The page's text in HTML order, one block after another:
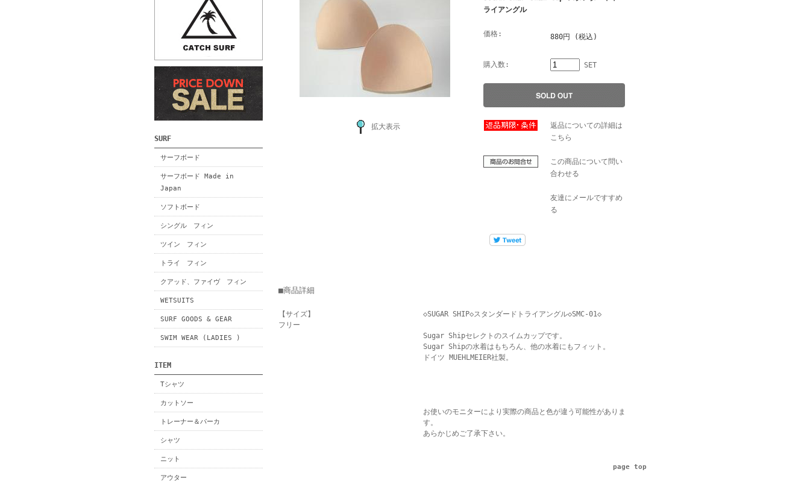
SURF
サーフボード
サーフボード Made in
Japan
ソフトボード
シングル フィン
ツイン フィン
トライ フィン
クアッド、ファイヴ フィン
WETSUITS
SURF GOODS & GEAR
SWIM WEAR (LADIES )
ITEM
Tシャツ
カットソー
トレーナー＆パーカ
シャツ
ニット
アウター
拡大表示
ライアングル
価格: 880円 (税込)
購入数: SET
返品についての詳細は
こちら
この商品について問い
合わせる
友達にメールですすめ
る
■商品詳細
【サイズ】
フリー
◇SUGAR SHIP◇スタンダードトライアングル◇SMC-01◇
Sugar Shipセレクトのスイムカップです。
Sugar Shipの水着はもちろん、他の水着にもフィット。
ドイツ MUEHLMEIER社製。
お使いのモニターにより実際の商品と色が違う可能性がありま
す。
あらかじめご了承下さい。
page top